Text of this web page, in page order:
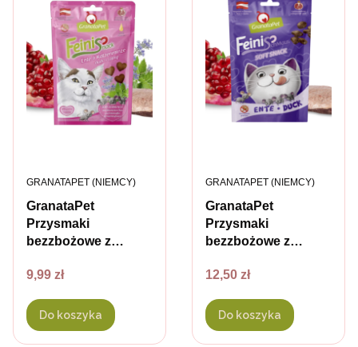
GranataPet
Przysmaki
bezzbożowe z
dla kotów - 50 g
PRODUCENT
GRANATAPET (NIEMCY)
Cena
9,99 zł
Do koszyka
GranataPet
Przysmaki
bezzbożowe z
g
PRODUCENT
GRANATAPET (NIEMCY)
Cena
12,50 zł
Do koszyka